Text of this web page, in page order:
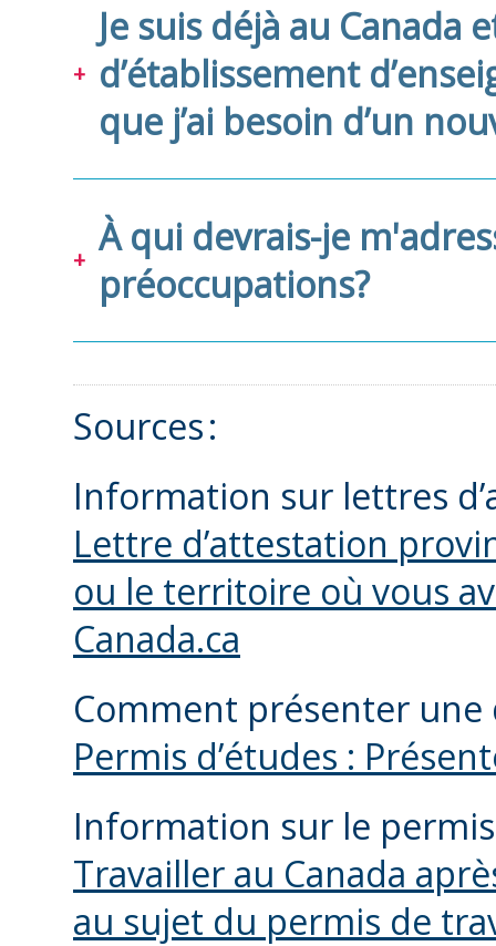
Je suis déjà au Canada
d’établissement
que j’ai besoin d’un
À qui devrais-je
préoccupations?
Sources :
Information sur lettres
Lettre d’attestation
ou le territoire où vous
Canada.ca
Comment présenter une
Permis d’études :
Information sur le
Travailler au Canada
au sujet du permis de